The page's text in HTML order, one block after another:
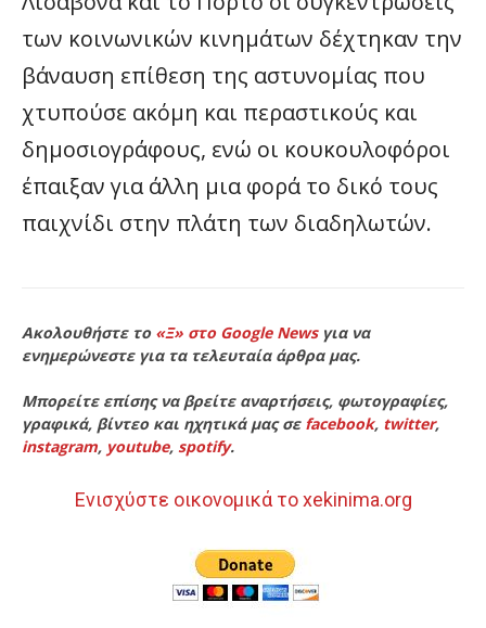
των κοινωνικών κινημάτων δέχτηκαν την
βάναυση επίθεση της αστυνομίας που
χτυπούσε ακόμη και περαστικούς και
δημοσιογράφους, ενώ οι κουκουλοφόροι
έπαιξαν για άλλη μια φορά το δικό τους
παιχνίδι στην πλάτη των διαδηλωτών.
Ακολουθήστε το «Ξ» στο Google Newsγια να
ενημερώνεστε για τα τελευταία άρθρα μας.
Μπορείτε επίσης να βρείτε αναρτήσεις, φωτογραφίες,
γραφικά, βίντεο και ηχητικά μας σε facebook, twitter,
instagram, youtube, spotify.
Ενισχύστε οικονομικά το xekinima.org